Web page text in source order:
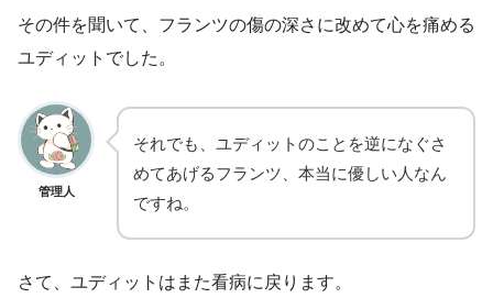
その件を聞いて、フランツの傷の深さに改めて心を痛める
ユディットでした。
管理人
それでも、ユディットのことを逆になぐさ
めてあげるフランツ、本当に優しい人なん
ですね。
さて、ユディットはまた看病に戻ります。